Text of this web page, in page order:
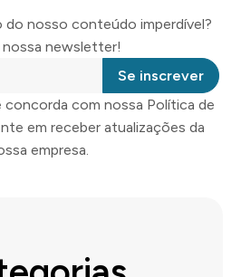
nosso conteúdo imperdível?
nossa newsletter!
Se inscrever
com nossa Política de
em receber atualizações da
empresa.